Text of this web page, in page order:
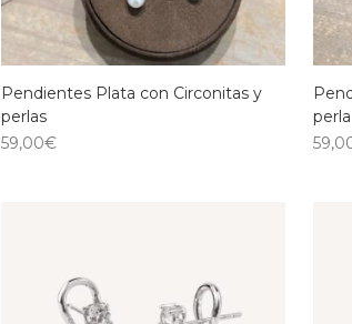
Pendientes Plata con Circonitas y
perlas
59,00€
perla